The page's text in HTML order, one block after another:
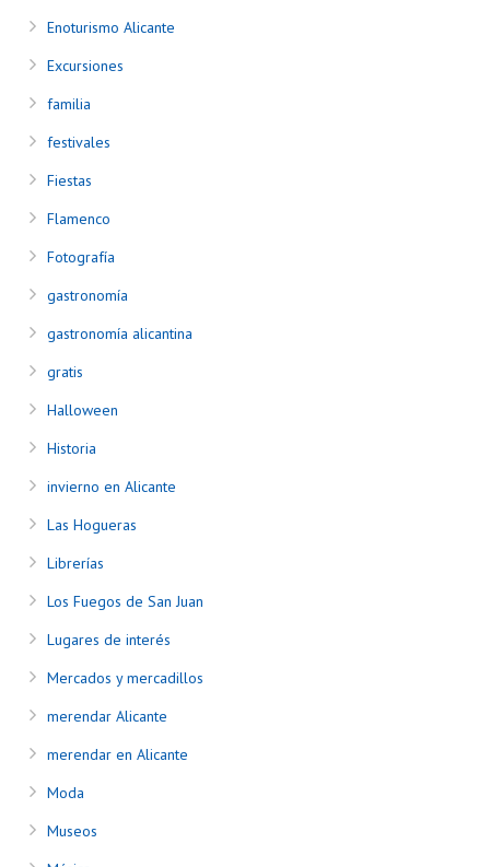
Enoturismo Alicante
Excursiones
familia
festivales
Fiestas
Flamenco
Fotografía
gastronomía
gastronomía alicantina
gratis
Halloween
Historia
invierno en Alicante
Las Hogueras
Librerías
Los Fuegos de San Juan
Lugares de interés
Mercados y mercadillos
merendar Alicante
merendar en Alicante
Moda
Museos